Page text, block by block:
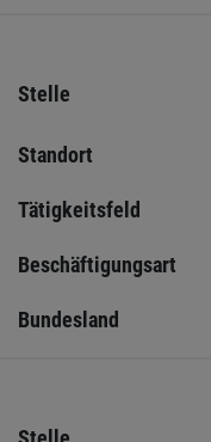
Stelle
Standort
Tätigkeitsfeld
Beschäftigungsart
Bundesland